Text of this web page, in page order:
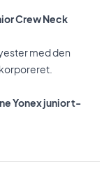
Crew Neck
med den
Yonex junior t-